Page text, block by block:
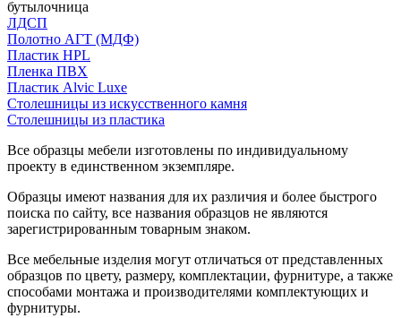
бутылочница
ЛДСП
Полотно АГТ (МДФ)
Пластик HPL
Пленка ПВХ
Пластик Alvic Luxe
Столешницы из искусственного камня
Столешницы из пластика
Все образцы мебели изготовлены по индивидуальному
проекту в единственном экземпляре.
Образцы имеют названия для их различия и более быстрого
поиска по сайту, все названия образцов не являются
зарегистрированным товарным знаком.
Все мебельные изделия могут отличаться от представленных
образцов по цвету, размеру, комплектации, фурнитуре, а также
способами монтажа и производителями комплектующих и
фурнитуры.